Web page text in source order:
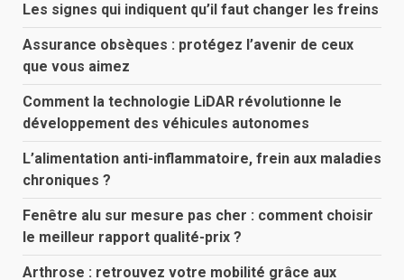
Les signes qui indiquent qu’il faut changer les freins
Assurance obsèques : protégez l’avenir de ceux
que vous aimez
Comment la technologie LiDAR révolutionne le
développement des véhicules autonomes
L’alimentation anti-inflammatoire, frein aux maladies
chroniques ?
Fenêtre alu sur mesure pas cher : comment choisir
le meilleur rapport qualité-prix ?
Arthrose : retrouvez votre mobilité grâce aux